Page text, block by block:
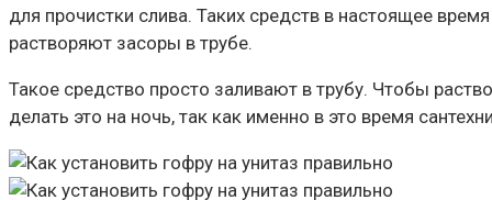
для прочистки слива. Таких средств в настоящее
растворяют засоры в трубе.
Такое средство просто заливают в трубу. Чтобы
делать это на ночь, так как именно в это время